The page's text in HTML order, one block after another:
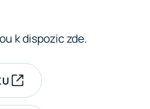
k dispoziczde.